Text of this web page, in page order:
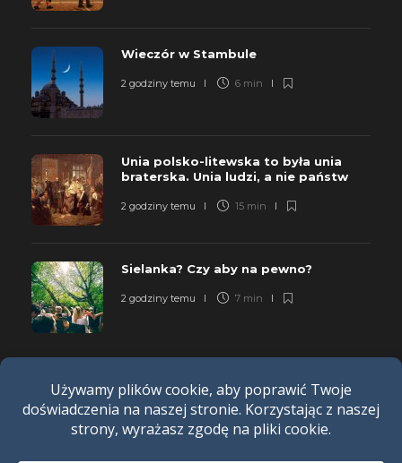
Wieczór w Stambule
2 godziny temu 6 min
Unia polsko-litewska to była unia
braterska. Unia ludzi, a nie państw
2 godziny temu 15 min
Sielanka? Czy aby na pewno?
2 godziny temu 7 min